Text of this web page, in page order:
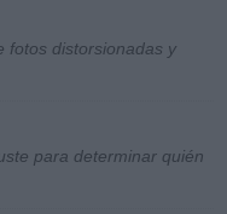
fotos distorsionadas y
para determinar quién